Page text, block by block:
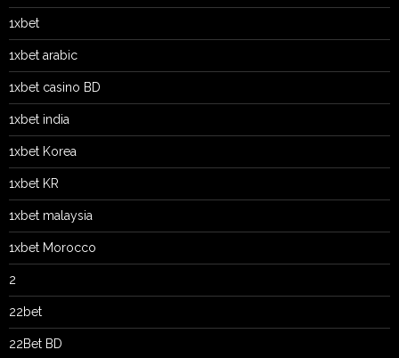
1xbet
1xbet arabic
1xbet casino BD
1xbet india
1xbet Korea
1xbet KR
1xbet malaysia
1xbet Morocco
2
22bet
22Bet BD